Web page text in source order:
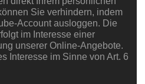
Sie verhindern, indem
Account ausloggen. Die
im Interesse einer
unserer Online-Angebote.
Interesse im Sinne von Art. 6